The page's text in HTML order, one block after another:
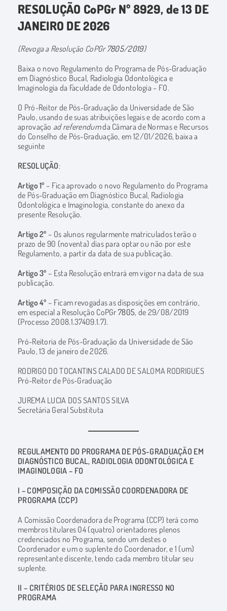
RESOLUÇÃO CoPGr Nº 8929, de 13 DE
JANEIRO DE 2026
(Revoga a Resolução CoPGr 7805/2019)
Baixa o novo Regulamento do Programa de Pós-Graduação
em Diagnóstico Bucal, Radiologia Odontológica e
Imaginologia da Faculdade de Odontologia – FO.
O Pró-Reitor de Pós-Graduação da Universidade de São
Paulo, usando de suas atribuições legais e de acordo com a
aprovação ad referendumda Câmara de Normas e Recursos
do Conselho de Pós-Graduação, em 12/01/2026, baixa a
seguinte
RESOLUÇÃO:
Artigo 1º – Fica aprovado o novo Regulamento do Programa
de Pós-Graduação em Diagnóstico Bucal, Radiologia
Odontológica e Imaginologia, constante do anexo da
presente Resolução.
Artigo 2º – Os alunos regularmente matriculados terão o
prazo de 90 (noventa) dias para optar ou não por este
Regulamento, a partir da data de sua publicação.
Artigo 3º – Esta Resolução entrará em vigor na data de sua
publicação.
Artigo 4º – Ficam revogadas as disposições em contrário,
em especial a Resolução CoPGr7805, de 29/08/2019
(Processo 2008.1.37409.1.7).
Pró-Reitoria de Pós-Graduação da Universidade de São
Paulo, 13 de janeiro de 2026.
RODRIGO DO TOCANTINS CALADO DE SALOMA RODRIGUES
Pró-Reitor de Pós-Graduação
JUREMA LUCIA DOS SANTOS SILVA
Secretária Geral Substituta
REGULAMENTO DO PROGRAMA DE PÓS-GRADUAÇÃO EM
DIAGNÓSTICO BUCAL, RADIOLOGIA ODONTOLÓGICA E
IMAGINOLOGIA – FO
I – COMPOSIÇÃO DA COMISSÃO COORDENADORA DE
PROGRAMA (CCP)
A Comissão Coordenadora de Programa (CCP) terá como
membros titulares 04 (quatro) orientadores plenos
credenciados no Programa, sendo um destes o
Coordenador e um o suplente do Coordenador, e 1 (um)
representante discente, tendo cada membro titular seu
suplente.
II – CRITÉRIOS DE SELEÇÃO PARA INGRESSO NO
PROGRAMA